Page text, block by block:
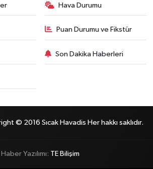
Hava Durumu
Puan Durumu ve Fikstür
Son Dakika Haberleri
© 2016 Sıcak Havadis Her hakkı saklıdır.
Haber Yazılımı: TE Bilişim